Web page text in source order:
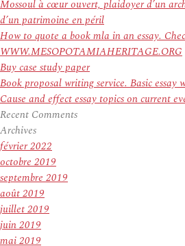
Mossoul à cœur ouvert, plaidoyer d’un
d’un patrimoine en péril
How to quote a book mla in an essay.
WWW.MESOPOTAMIAHERITAGE.ORG
Buy case study paper
Book proposal writing service. Basic essay
Cause and effect essay topics on current
Recent Comments
Archives
février 2022
octobre 2019
septembre 2019
août 2019
juillet 2019
juin 2019
mai 2019